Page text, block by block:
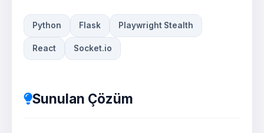
Python Flask Playwright Stealth
React Socket.io
Sunulan Çözüm